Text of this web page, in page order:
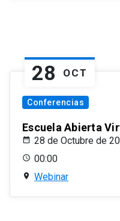
28 OCT
Conferencias
Escuela Abierta
28 de Octubre de
00:00
Webinar